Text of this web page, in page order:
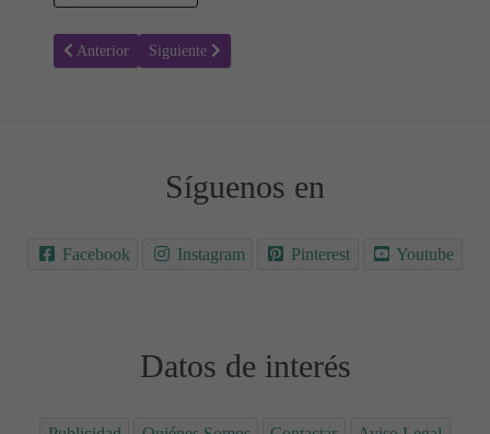
Artículo anterior: La Encuesta - Estadística
Anterior Artículo siguiente: Operaciones con números enteros
Siguiente
Síguenos en
Facebook Instagram Pinterest Youtube
Datos de interés